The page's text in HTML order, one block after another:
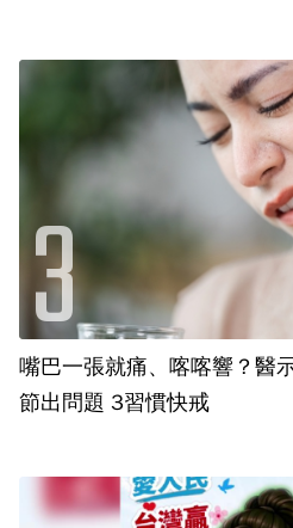
嘴巴一張就痛、喀喀響？醫
節出問題 3習慣快戒